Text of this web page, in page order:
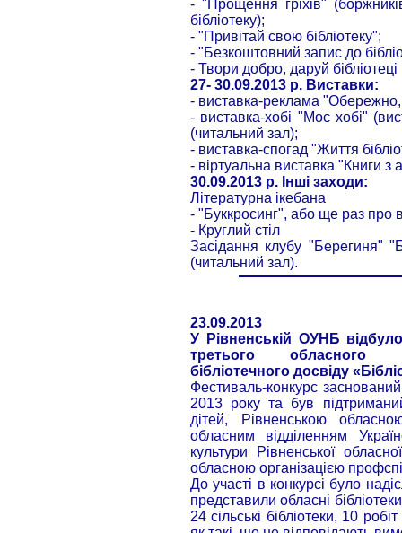
- "Прощення гріхів"
бібліотеку);
- "Привітай свою бібліотеку";
- "Безкоштовний запис до
- Твори добро, даруй бібліотеці
27- 30.09.2013 р. Виставки:
- виставка-реклама
- виставка-хобі "Моє хобі"
(читальний зал);
- виставка-спогад "Життя
- віртуальна виставка "Книги
30.09.2013 р. Інші заходи:
Літературна ікебана
- "Буккросинг", або ще раз про
- Круглий стіл
Засідання клубу "Берегиня"
(читальний зал).
23.09.2013
У Рівненській ОУНБ
третього обласного
бібліотечного досвіду
Фестиваль-конкурс
2013 року та був
дітей, Рівненською
обласним відділенням
культури Рівненської
обласною організацією
До участі в конкурсі було
представили обласні
24 сільські бібліотеки, 10